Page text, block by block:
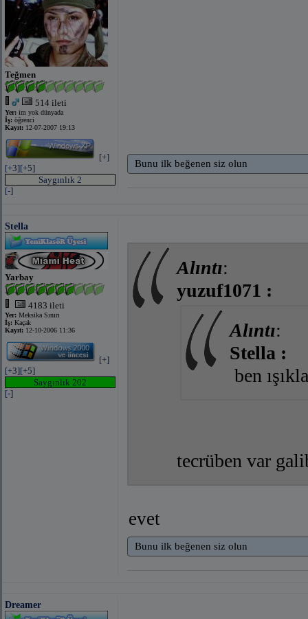
Teğmen
514 ileti
Yer: im yok dünyada
İş: öğrenci
Kayıt: 12-07-2007 19:13
[+]
[+3][+5]
Saygınlık 2
[-]
Bunu ilk beğenen siz olun
Stella
Yarbay
4183 ileti
Yer: Meksika Sınırı
İş: Kaçak
Kayıt: 12-10-2006 11:36
[+]
[+3][+5]
Saygınlık 202
[-]
Alıntı:
yuzuf1071 :
Alıntı:
Stella :
ben
tecrüben var
evet
Bunu ilk beğenen siz olun
Dreamer